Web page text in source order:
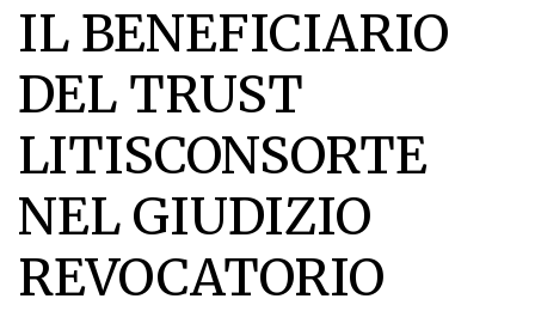
IL BENEFICIARIO
DEL TRUST
LITISCONSORTE
NEL GIUDIZIO
REVOCATORIO